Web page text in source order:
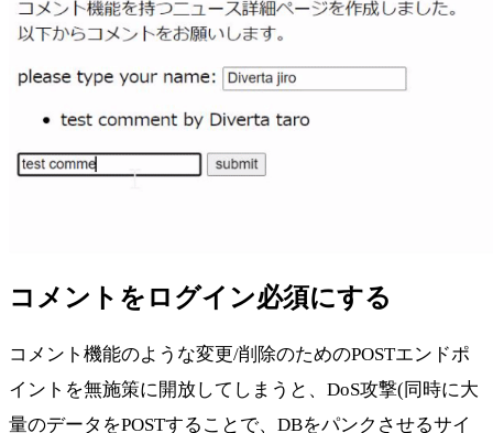
コメントをログイン必須にする
コメント機能のような変更/削除のためのPOSTエンドポ
イントを無施策に開放してしまうと、DoS攻撃(同時に大
量のデータをPOSTすることで、DBをパンクさせるサイ